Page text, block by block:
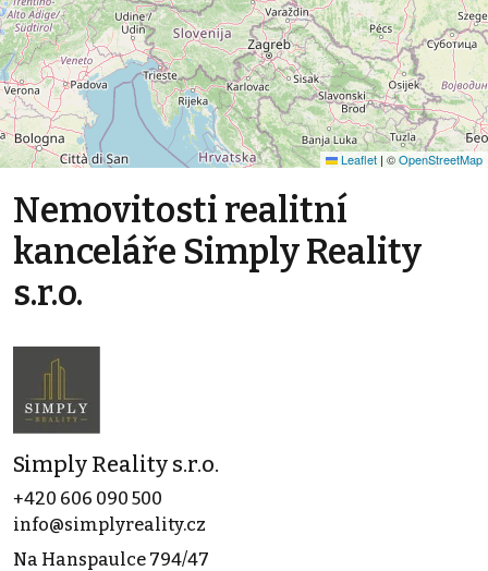
Leaflet | ©OpenStreetMap
Nemovitosti realitní
kanceláře Simply Reality
s.r.o.
Simply Reality s.r.o.
+420 606 090 500
info@simplyreality.cz
Na Hanspaulce 794/47